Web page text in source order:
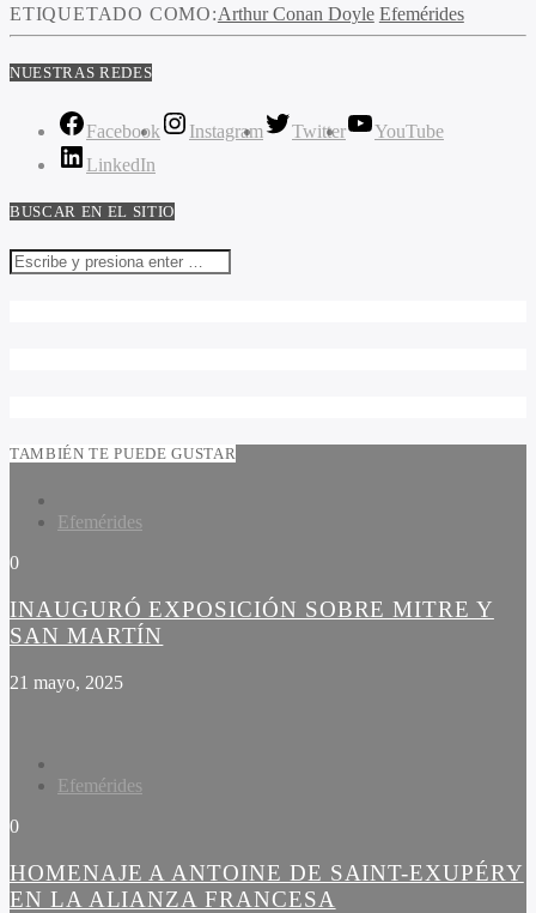
ETIQUETADO COMO:Arthur Conan Doyle Efemérides
NUESTRAS REDES
Facebook Instagram Twitter
YouTube
LinkedIn
BUSCAR EN EL SITIO
TAMBIÉN TE PUEDE GUSTAR
Efemérides
0
INAUGURÓ EXPOSICIÓN SOBRE MITRE Y
SAN MARTÍN
21 mayo, 2025
Efemérides
0
HOMENAJE A ANTOINE DE SAINT-EXUPÉRY
EN LA ALIANZA FRANCESA